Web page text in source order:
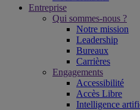
Entreprise
Qui sommes-nous ?
Notre mission
Leadership
Bureaux
Carrières
Engagements
Accessibilité
Accès Libre
Intelligence